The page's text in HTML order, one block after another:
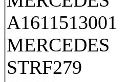
A1611513001
MERCEDES
STRF279